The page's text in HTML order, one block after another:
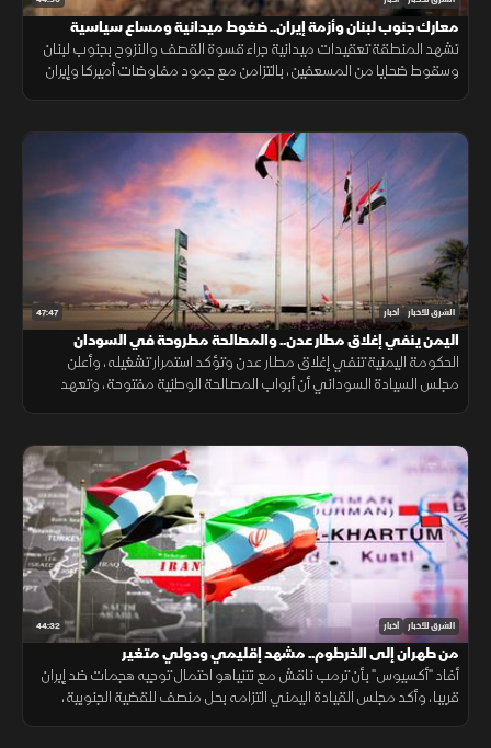
معارك جنوب لبنان وأزمة إيران.. ضغوط ميدانية ومساع سياسية
تشهد المنطقة تعقيدات ميدانية جراء قسوة القصف والنزوح بجنوب لبنان
وسقوط ضحايا من المسعفين، بالتزامن مع جمود مفاوضات أميركا وإيران
47:47 الشرق للأخبار أخبار
اليمن ينفي إغلاق مطار عدن.. والمصالحة مطروحة في السودان
الحكومة اليمنية تنفي إغلاق مطار عدن وتؤكد استمرار تشغيله، وأعلن
مجلس السيادة السوداني أن أبواب المصالحة الوطنية مفتوحة، وتعهد
44:32 الشرق للأخبار أخبار
من طهران إلى الخرطوم.. مشهد إقليمي ودولي متغير
أفاد "أكسيوس" بأن ترمب ناقش مع نتنياهو احتمال توجيه هجمات ضد إيران
قريبا، وأكد مجلس القيادة اليمني التزامه بحل منصف للقضية الجنوبية،